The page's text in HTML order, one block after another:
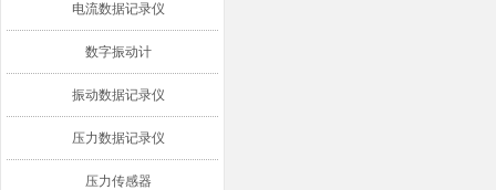
电流数据记录仪
数字振动计
振动数据记录仪
压力数据记录仪
压力传感器